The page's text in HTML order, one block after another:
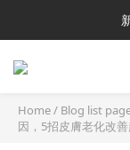
Home/ Blog list
因，5招皮膚老化改善